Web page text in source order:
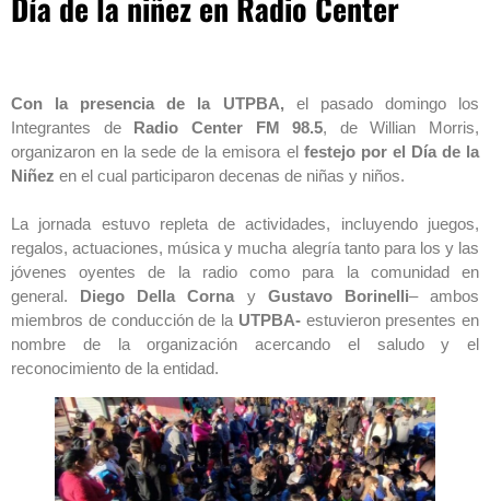
Con la presencia de la UTPBA, el pasado domingo los
Integrantes de Radio Center FM 98.5, de Willian Morris,
organizaron en la sede de la emisora el festejo por el Día de la
Niñez en el cual participaron decenas de niñas y niños.
La jornada estuvo repleta de actividades, incluyendo juegos,
regalos, actuaciones, música y mucha alegría tanto para los y las
jóvenes oyentes de la radio como para la comunidad en
general. Diego Della Corna yGustavo Borinelli– ambos
miembros de conducción de la UTPBA-estuvieron presentes en
nombre de la organización acercando el saludo y el
reconocimiento de la entidad.